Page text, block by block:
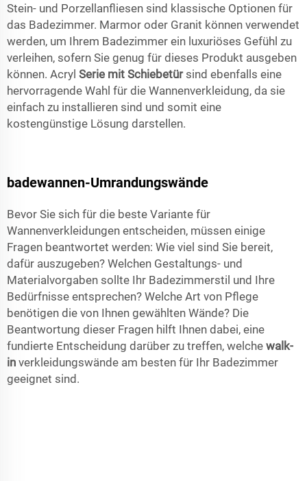
Stein- und Porzellanfliesen sind klassische Optionen für
das Badezimmer. Marmor oder Granit können verwendet
werden, um Ihrem Badezimmer ein luxuriöses Gefühl zu
verleihen, sofern Sie genug für dieses Produkt ausgeben
können. Acryl Serie mit Schiebetür sind ebenfalls eine
hervorragende Wahl für die Wannenverkleidung, da sie
einfach zu installieren sind und somit eine
kostengünstige Lösung darstellen.
badewannen-Umrandungswände
Bevor Sie sich für die beste Variante für
Wannenverkleidungen entscheiden, müssen einige
Fragen beantwortet werden: Wie viel sind Sie bereit,
dafür auszugeben? Welchen Gestaltungs- und
Materialvorgaben sollte Ihr Badezimmerstil und Ihre
Bedürfnisse entsprechen? Welche Art von Pflege
benötigen die von Ihnen gewählten Wände? Die
Beantwortung dieser Fragen hilft Ihnen dabei, eine
fundierte Entscheidung darüber zu treffen, welche walk-
in verkleidungswände am besten für Ihr Badezimmer
geeignet sind.